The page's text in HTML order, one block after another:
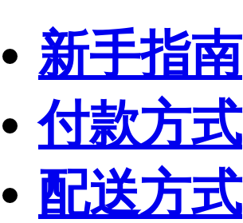
新手指南
付款方式
配送方式